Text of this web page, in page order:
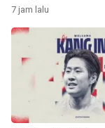
7 jam lalu